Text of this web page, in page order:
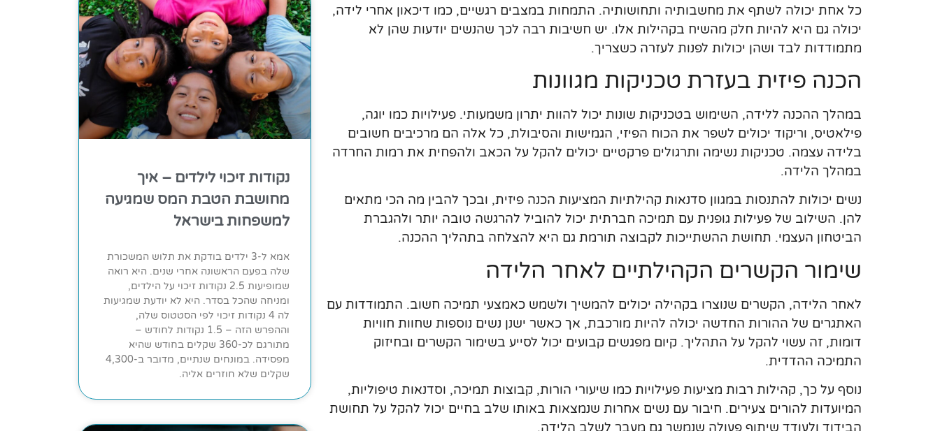
כל אחת יכולה לשתף את מחשבותיה ותחושותיה. התמחות במצבים רגשיים, כמו דיכאון אחרי לידה,
יכולה גם היא להיות חלק מהשיח בקהילות אלו. יש חשיבות רבה לכך שהנשים יודעות שהן לא
מתמודדות לבד ושהן יכולות לפנות לעזרה כשצריך.
הכנה פיזית בעזרת טכניקות מגוונות
במהלך ההכנה ללידה, השימוש בטכניקות שונות יכול להוות יתרון משמעותי. פעילויות כמו יוגה,
פילאטיס, וריקוד יכולים לשפר את הכוח הפיזי, הגמישות והסיבולת, כל אלה הם מרכיבים חשובים
בלידה עצמה. טכניקות נשימה ותרגולים פרקטיים יכולים להקל על הכאב ולהפחית את רמות החרדה
במהלך הלידה.
נשים יכולות להתנסות במגוון סדנאות קהילתיות המציעות הכנה פיזית, ובכך להבין מה הכי מתאים
להן. השילוב של פעילות גופנית עם תמיכה חברתית יכול להוביל להרגשה טובה יותר ולהגברת
הביטחון העצמי. תחושת ההשתייכות לקבוצה תורמת גם היא להצלחה בתהליך ההכנה.
שימור הקשרים הקהילתיים לאחר הלידה
לאחר הלידה, הקשרים שנוצרו בקהילה יכולים להמשיך ולשמש כאמצעי תמיכה חשוב. התמודדות עם
האתגרים של ההורות החדשה יכולה להיות מורכבת, אך כאשר ישנן נשים נוספות שחוות חוויות
דומות, זה עשוי להקל על התהליך. קיום מפגשים קבועים יכול לסייע בשימור הקשרים ובחיזוק
התמיכה ההדדית.
נוסף על כך, קהילות רבות מציעות פעילויות כמו שיעורי הורות, קבוצות תמיכה, וסדנאות טיפוליות,
המיועדות להורים צעירים. חיבור עם נשים אחרות שנמצאות באותו שלב בחיים יכול להקל על תחושת
הבידוד ולעודד שיתוף פעולה שנמשך גם מעבר לשלב הלידה.
נקודות זיכוי לילדים – איך
מחושבת הטבת המס שמגיעה
למשפחות בישראל
אמא ל-3 ילדים בודקת את תלוש המשכורת
שלה בפעם הראשונה אחרי שנים. היא רואה
שמופיעות 2.5 נקודות זיכוי על הילדים,
ומניחה שהכל בסדר. היא לא יודעת שמגיעות
לה 4 נקודות זיכוי לפי הסטטוס שלה,
וההפרש הזה – 1.5 נקודות לחודש –
מתורגם לכ-360 שקלים בחודש שהיא
מפסידה. במונחים שנתיים, מדובר ב-4,300
שקלים שלא חוזרים אליה.